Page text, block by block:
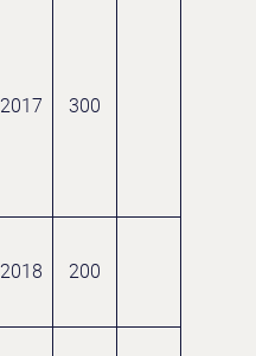
2017 300
2018 200